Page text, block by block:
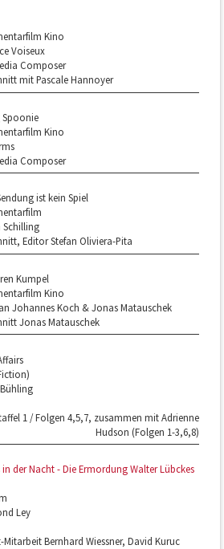
Kino
Voiseux
Composer
mit Pascale Hannoyer
Spoonie
Kino
Composer
ist kein Spiel
Schilling
Editor Stefan Oliviera-Pita
Kumpel
Kino
Johannes Koch & Jonas Matauschek
Jonas Matauschek
1 / Folgen 4,5,7, zusammen mit Adrienne
Hudson (Folgen 1-3,6,8)
in der Nacht - Die Ermordung Walter Lübckes
Ley
Mitarbeit Bernhard Wiessner, David Kuruc